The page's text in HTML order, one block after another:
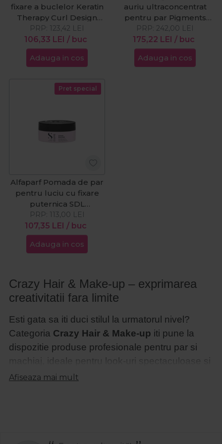
fixare a buclelor Keratin
Therapy Curl Design
Move Fixer 1000ml
106,33 LEI / buc
PRP: 123,42 LEI
Adauga in cos
auriu ultraconcentrat
pentru par Pigments
Golden Violet 90ml
175,22 LEI / buc
PRP: 242,00 LEI
Adauga in cos
Pret special
Alfaparf Pomada de par
pentru luciu cu fixare
puternica SDL
Style&Care Glossy
Pomade 90ml
107,35 LEI / buc
PRP: 113,00 LEI
Adauga in cos
Crazy Hair & Make-up – exprimarea
creativitatii fara limite
Esti gata sa iti duci stilul la urmatorul nivel?
Categoria Crazy Hair & Make-up iti pune la
dispozitie produse profesionale pentru par si
machiaj, ideale pentru look-uri spectaculoase si
personalizate. Aici vei gasi atat
Afiseaza mai mult